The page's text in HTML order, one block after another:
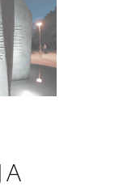
je senzibilizirao
kiparskih
odluka i
stvarnoga
i
rupe,
uvijek kao